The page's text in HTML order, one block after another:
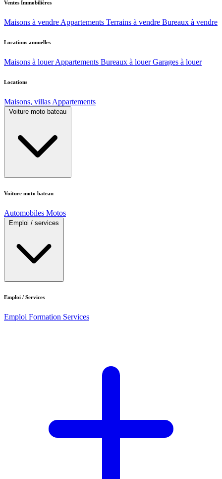
Ventes Immobilières
Maisons à vendre Appartements Terrains à vendre Bureaux à vendre
Locations annuelles
Maisons à louer Appartements Bureaux à louer Garages à louer
Locations
Maisons, villas Appartements
Voiture moto bateau
Voiture moto bateau
Automobiles Motos
Emploi / services
Emploi / Services
Emploi Formation Services